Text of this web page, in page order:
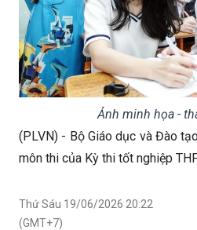
Ảnh minh họa -
(PLVN) - Bộ Giáo dục và Đào
môn thi của Kỳ thi tốt nghiệp
Thứ Sáu 19/06/2026 20:22
(GMT+7)